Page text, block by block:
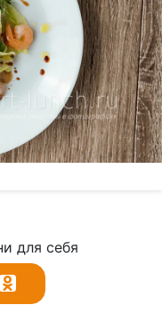
для себя